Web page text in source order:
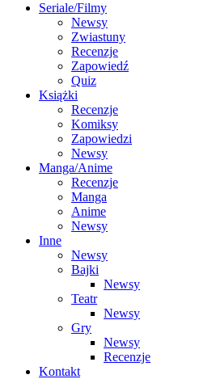
Seriale/Filmy
Newsy
Zwiastuny
Recenzje
Zapowiedź
Quiz
Książki
Recenzje
Komiksy
Zapowiedzi
Newsy
Manga/Anime
Recenzje
Manga
Anime
Newsy
Inne
Newsy
Bajki
Newsy
Teatr
Newsy
Gry
Newsy
Recenzje
Kontakt